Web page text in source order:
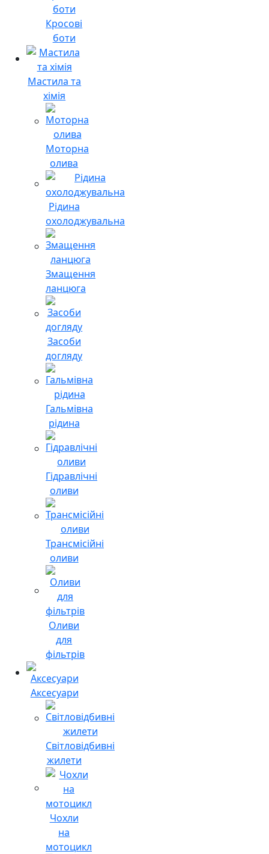
Кросові
боти
Мастила та
хімія
Моторна
олива
Рідина
охолоджувальна
Змащення
ланцюга
Засоби
догляду
Гальмівна
рідина
Гідравлічні
оливи
Трансмісійні
оливи
Оливи
для
фільтрів
Аксесуари
Світловідбивні
жилети
Чохли
на
мотоцикл